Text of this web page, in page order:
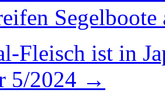
Segelboote
Fleisch ist in
5/2024 →